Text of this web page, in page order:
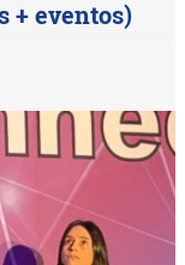
+ eventos)